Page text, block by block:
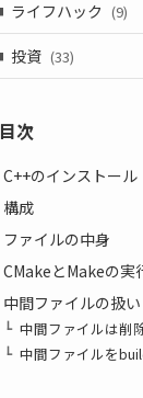
ライフハック (9)
投資 (33)
目次
C++のインストール
構成
ファイルの中身
CMakeとMakeの実
中間ファイルの扱い
中間ファイルは削
中間ファイルを